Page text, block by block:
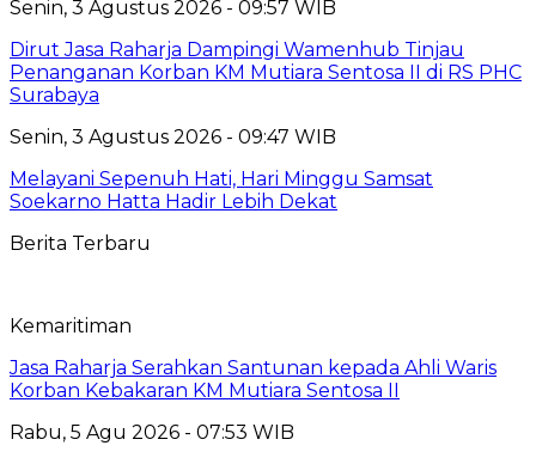
Senin, 3 Agustus 2026 - 09:57 WIB
Dirut Jasa Raharja Dampingi Wamenhub Tinjau
Penanganan Korban KM Mutiara Sentosa II di RS PHC
Surabaya
Senin, 3 Agustus 2026 - 09:47 WIB
Melayani Sepenuh Hati, Hari Minggu Samsat
Soekarno Hatta Hadir Lebih Dekat
Berita Terbaru
Kemaritiman
Jasa Raharja Serahkan Santunan kepada Ahli Waris
Korban Kebakaran KM Mutiara Sentosa II
Rabu, 5 Agu 2026 - 07:53 WIB